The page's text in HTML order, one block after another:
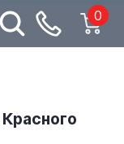
0
Красного